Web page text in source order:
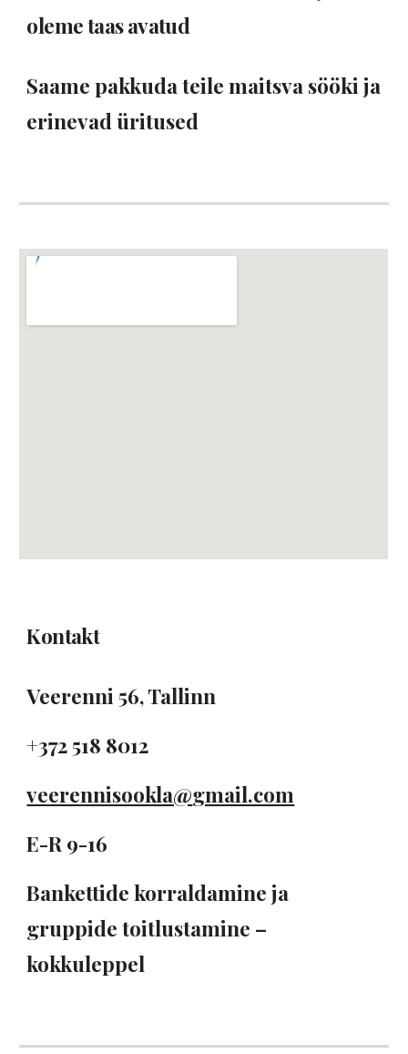
oleme taas avatud
Saame pakkuda teile maitsva sööki ja
erinevad üritused
Kontakt
Veerenni 56, Tallinn
+372 518 8012
veerennisookla@gmail.com
E-R 9-16
Bankettide korraldamine ja
gruppide toitlustamine –
kokkuleppel